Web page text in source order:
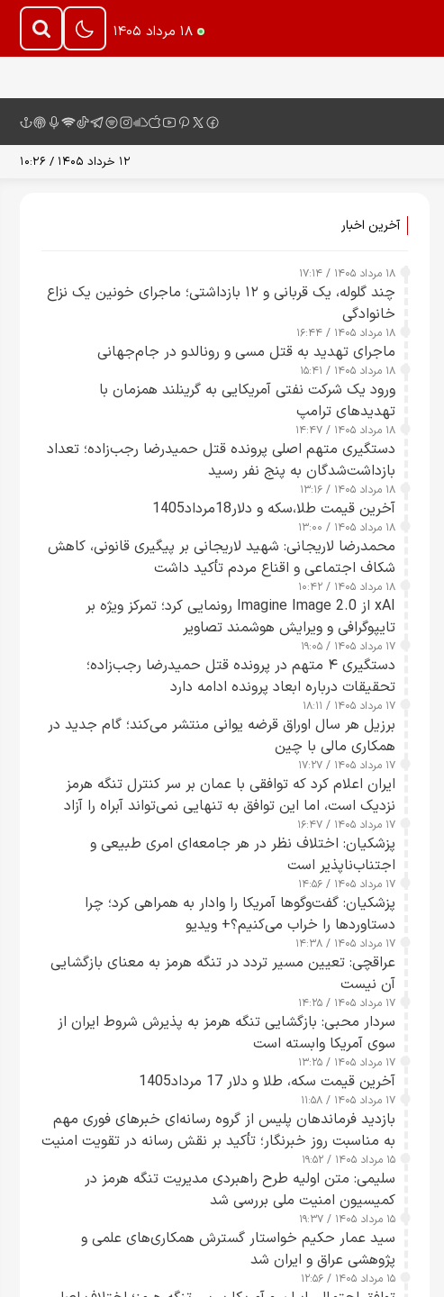
۱۸ مرداد ۱۴۰۵
۱۲ خرداد ۱۴۰۵ / ۱۰:۲۶
آخرین اخبار
۱۸ مرداد ۱۴۰۵ / ۱۷:۱۴
چند گلوله، یک قربانی و ۱۲ بازداشتی؛ ماجرای خونین یک نزاع
خانوادگی
۱۸ مرداد ۱۴۰۵ / ۱۶:۴۴
ماجرای تهدید به قتل مسی و رونالدو در جام‌جهانی
۱۸ مرداد ۱۴۰۵ / ۱۵:۴۱
ورود یک شرکت نفتی آمریکایی به گرینلند همزمان با
تهدیدهای ترامپ
۱۸ مرداد ۱۴۰۵ / ۱۴:۴۷
دستگیری متهم اصلی پرونده قتل حمیدرضا رجب‌زاده؛ تعداد
بازداشت‌شدگان به پنج نفر رسید
۱۸ مرداد ۱۴۰۵ / ۱۳:۱۶
آخرین قیمت طلا،سکه و دلار18مرداد1405
۱۸ مرداد ۱۴۰۵ / ۱۳:۰۰
محمدرضا لاریجانی: شهید لاریجانی بر پیگیری قانونی، کاهش
شکاف اجتماعی و اقناع مردم تأکید داشت
۱۸ مرداد ۱۴۰۵ / ۱۰:۴۲
xAI از Imagine Image 2.0 رونمایی کرد؛ تمرکز ویژه بر
تایپوگرافی و ویرایش هوشمند تصاویر
۱۷ مرداد ۱۴۰۵ / ۱۹:۰۵
دستگیری ۴ متهم در پرونده قتل حمیدرضا رجب‌زاده؛
تحقیقات درباره ابعاد پرونده ادامه دارد
۱۷ مرداد ۱۴۰۵ / ۱۸:۱۱
برزیل هر سال اوراق قرضه یوانی منتشر می‌کند؛ گام جدید در
همکاری مالی با چین
۱۷ مرداد ۱۴۰۵ / ۱۷:۲۷
ایران اعلام کرد که توافقی با عمان بر سر کنترل تنگه هرمز
نزدیک است، اما این توافق به تنهایی نمی‌تواند آبراه را آزاد
کند
۱۷ مرداد ۱۴۰۵ / ۱۶:۴۷
پزشکیان: اختلاف نظر در هر جامعه‌ای امری طبیعی و
اجتناب‌ناپذیر است
۱۷ مرداد ۱۴۰۵ / ۱۴:۵۶
پزشکیان: گفت‌وگوها آمریکا را وادار به همراهی کرد؛ چرا
دستاوردها را خراب می‌کنیم؟+ ویدیو
۱۷ مرداد ۱۴۰۵ / ۱۴:۳۸
عراقچی: تعیین مسیر تردد در تنگه هرمز به معنای بازگشایی
آن نیست
۱۷ مرداد ۱۴۰۵ / ۱۴:۲۵
سردار محبی: بازگشایی تنگه هرمز به پذیرش شروط ایران از
سوی آمریکا وابسته است
۱۷ مرداد ۱۴۰۵ / ۱۳:۲۵
آخرین قیمت سکه، طلا و دلار 17 مرداد1405
۱۷ مرداد ۱۴۰۵ / ۱۱:۵۸
بازدید فرماندهان پلیس از گروه رسانه‌ای خبرهای فوری مهم
به مناسبت روز خبرنگار؛ تأکید بر نقش رسانه در تقویت امنیت
و اعتماد عمومی
۱۵ مرداد ۱۴۰۵ / ۱۹:۵۲
سلیمی: متن اولیه طرح راهبردی مدیریت تنگه هرمز در
کمیسیون امنیت ملی بررسی شد
۱۵ مرداد ۱۴۰۵ / ۱۹:۳۷
سید عمار حکیم خواستار گسترش همکاری‌های علمی و
پژوهشی عراق و ایران شد
۱۵ مرداد ۱۴۰۵ / ۱۲:۵۶